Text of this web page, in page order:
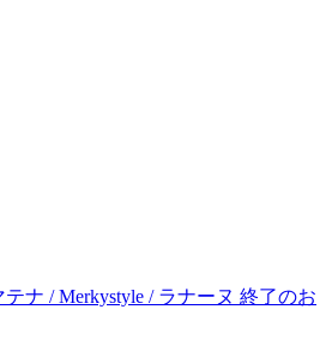
テナ / Merkystyle / ラナーヌ 終了のお